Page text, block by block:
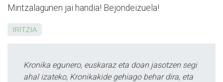
Mintzalagunen jai handia! Bejondeizuela!
IRITZIA
Kronika egunero, euskaraz eta doan jasotzen segi
ahal izateko, Kronikakide gehiago behar dira, eta